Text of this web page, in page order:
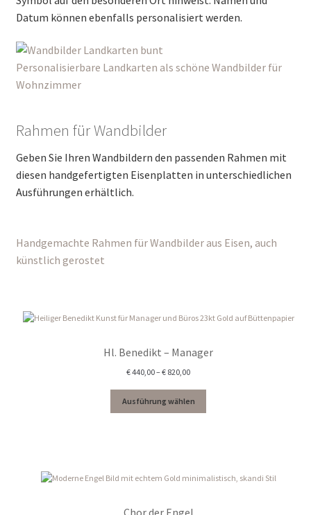
Datum können ebenfalls personalisiert werden.
Personalisierbare Landkarten als schöne Wandbilder für
Wohnzimmer
Rahmen für Wandbilder
Geben Sie Ihren Wandbildern den passenden Rahmen mit
diesen handgefertigten Eisenplatten in unterschiedlichen
Ausführungen erhältlich.
Handgemachte Rahmen für Wandbilder aus Eisen, auch
künstlich gerostet
Hl. Benedikt – Manager
€440,00–€ 820,00Preisspanne:
bis
€ 820,00
Ausführung wählen